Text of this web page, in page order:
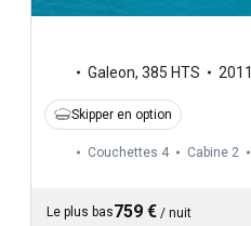
Galeon, 385 HTS 2011
Skipper en option
Couchettes 4 Cabine 2
Le plus bas759 € / nuit